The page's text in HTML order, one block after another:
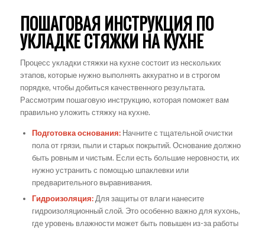
ПОШАГОВАЯ ИНСТРУКЦИЯ ПО
УКЛАДКЕ СТЯЖКИ НА КУХНЕ
Процесс укладки стяжки на кухне состоит из нескольких
этапов, которые нужно выполнять аккуратно и в строгом
порядке, чтобы добиться качественного результата.
Рассмотрим пошаговую инструкцию, которая поможет вам
правильно уложить стяжку на кухне.
Подготовка основания:Начните с тщательной очистки
пола от грязи, пыли и старых покрытий. Основание должно
быть ровным и чистым. Если есть большие неровности, их
нужно устранить с помощью шпаклевки или
предварительного выравнивания.
Гидроизоляция:Для защиты от влаги нанесите
гидроизоляционный слой. Это особенно важно для кухонь,
где уровень влажности может быть повышен из-за работы